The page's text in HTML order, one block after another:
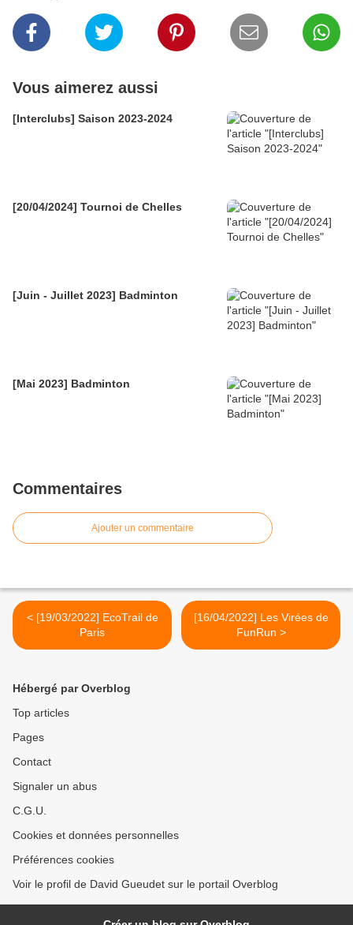
Vous aimerez aussi
[Interclubs] Saison 2023-2024
[20/04/2024] Tournoi de Chelles
[Juin - Juillet 2023] Badminton
[Mai 2023] Badminton
Commentaires
Ajouter un commentaire
< [19/03/2022] EcoTrail de
Paris
[16/04/2022] Les Virées de
FunRun >
Hébergé par Overblog
Top articles
Pages
Contact
Signaler un abus
C.G.U.
Cookies et données personnelles
Préférences cookies
Voir le profil de David Gueudet sur le portail Overblog